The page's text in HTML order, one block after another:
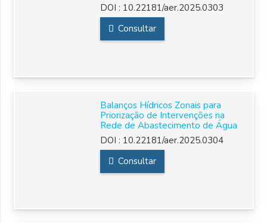
DOI : 10.22181/aer.2025.0303
Consultar
Balanços Hídricos Zonais para
Priorização de Intervenções na
Rede de Abastecimento de Água
DOI : 10.22181/aer.2025.0304
Consultar